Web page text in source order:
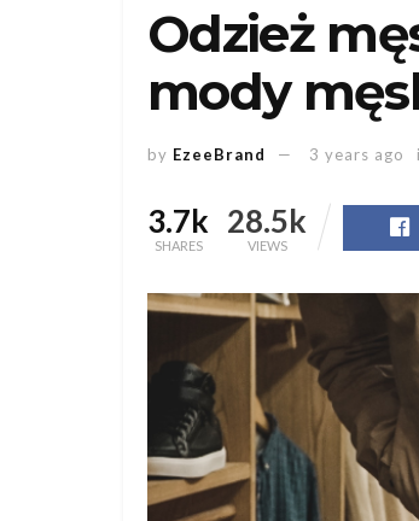
Odzież
mody
by EzeeBrand 3 years ago
3.7k
SHARES
28.5k
VIEWS